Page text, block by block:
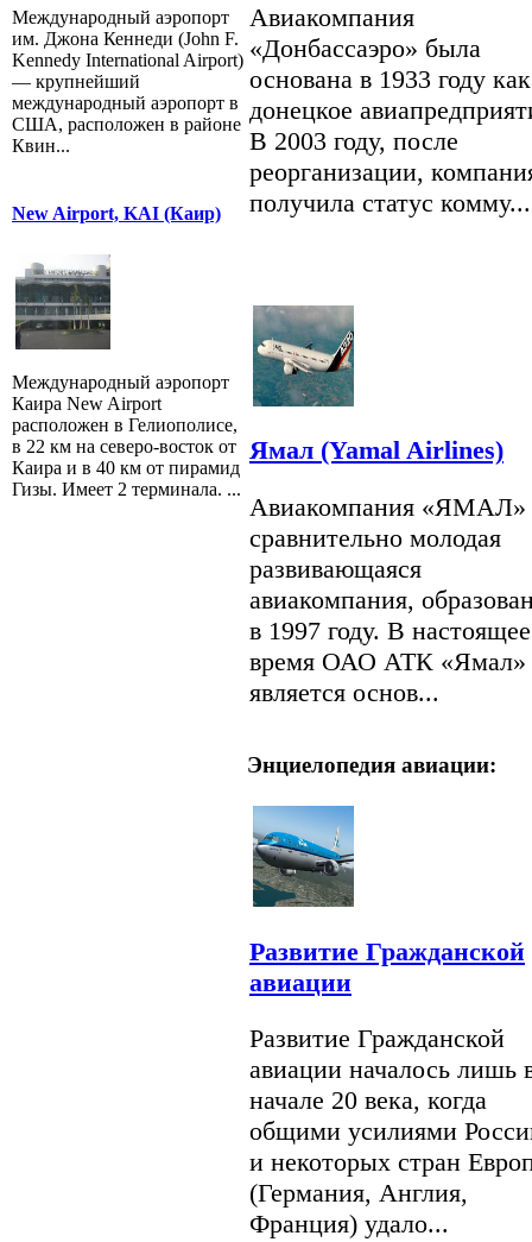
Международный аэропорт
им. Джона Кеннеди (John F.
Kennedy International Airport)
— крупнейший
международный аэропорт в
США, расположен в районе
Квин...
New Airport, KAI (Каир)
Международный аэропорт
Каира New Airport
расположен в Гелиополисе,
в 22 км на северо-восток от
Каира и в 40 км от пирамид
Гизы. Имеет 2 терминала. ...
Авиакомпания
«Донбассаэро» была
основана в 1933 году как
донецкое
В 2003 году, после
реорганизации,
получила статус комму...
Ямал (Yamal Airlines)
Авиакомпания «ЯМАЛ»
сравнительно молодая
развивающаяся
авиакомпания,
в 1997 году. В настоящее
время ОАО АТК «Ямал»
является основ...
Энциелопедия авиации:
Развитие Гражданской
авиации
Развитие Гражданской
авиации началось лишь
начале 20 века, когда
общими усилиями
и некоторых стран
(Германия, Англия,
Франция) удало...